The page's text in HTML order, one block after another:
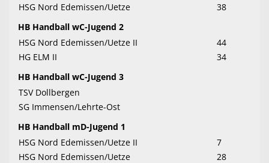
HSG Nord Edemissen/Uetze
38
HB Handball wC-Jugend 2
HSG Nord Edemissen/Uetze II
44
HG ELM II
34
HB Handball wC-Jugend 3
TSV Dollbergen
SG Immensen/Lehrte-Ost
HB Handball mD-Jugend 1
HSG Nord Edemissen/Uetze II
7
HSG Nord Edemissen/Uetze
28